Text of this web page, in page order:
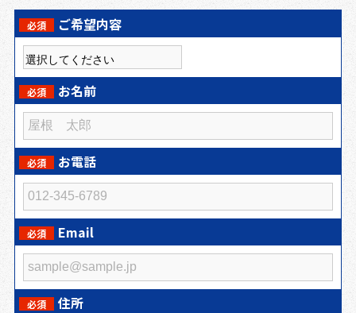
必須 ご希望内容
必須 お名前
必須 お電話
必須 Email
必須 住所